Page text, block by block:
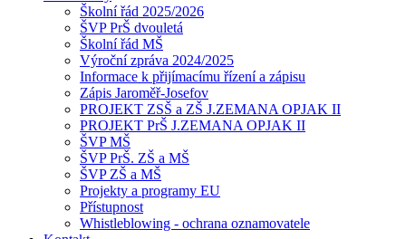
Školní řád 2025/2026
ŠVP PrŠ dvouletá
Školní řád MŠ
Výroční zpráva 2024/2025
Informace k přijímacímu řízení a zápisu
Zápis Jaroměř-Josefov
PROJEKT ZSŠ a ZŠ J.ZEMANA OPJAK II
PROJEKT PrŠ J.ZEMANA OPJAK II
ŠVP MŠ
ŠVP PrŠ. ZŠ a MŠ
ŠVP ZŠ a MŠ
Projekty a programy EU
Přístupnost
Whistleblowing - ochrana oznamovatele